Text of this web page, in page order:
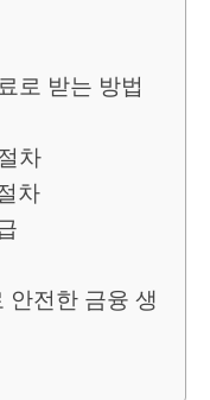
로 받는 방법
차
차
안전한 금융 생